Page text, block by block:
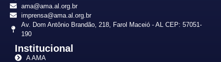
ama@ama.al.org.br
imprensa@ama.al.org.br
Av. Dom Antônio Brandão, 218, Farol Maceió - AL CEP: 57051-
190
Institucional
A AMA